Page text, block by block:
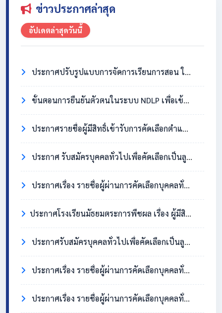
ข่าวประกาศล่าสุด
อัปเดตล่าสุดวันนี้
ประกาศปรับรูปแบบการจัดการเรียนการสอน ในวันที่ 31 กรกฎาคม 2569
ขั้นตอนการยืนยันตัวตนในระบบ NDLP เพื่อเข้าใช้งาน Chromebook
ประกาศรายชื่อผู้มีสิทธิ์เข้ารับการคัดเลือกตำแหน่งครูอัตราจ้าง วิชาเอกสังคมศึกษา
ประกาศ รับสมัครบุคคลทั่วไปเพื่อคัดเลือกเป็นลูกจ้างชั่วคราว ตำแหน่งครูอัตราจ้าง วิชาเอกสังคมศึกษา
ประกาศเรื่อง รายชื่อผู้ผ่านการคัดเลือกบุคคลทั่วไปเพื่อจ้างเป็นลูกจ้างชั่วคราว ตำแหน่ง แม่บ้าน/นักการภารโรง
​ประกาศโรงเรียนมัธยมตระการพืชผล เรื่อง ผู้มีสิทธิ์เข้ารับการคัดเลือกบุคคลทั่วไปเพื่อจ้างเป็นลูกจ้างชั่วคราว ตำแหน่งแม่บ้าน / นักการภารโรง
ประกาศรับสมัครบุคคลทั่วไปเพื่อคัดเลือกเป็นลูกจ้างชั่วคราว ตำแหน่งแม่บ้าน / นักการภารโรง
ประกาศเรื่อง รายชื่อผู้ผ่านการคัดเลือกบุคคลทั่วไปเพื่อจ้างเป็นลูกจ้างชั่วคราว ตำแหน่งครูอัตราจ้าง วิชาเอกภาษาอังกฤษ
ประกาศเรื่อง รายชื่อผู้ผ่านการคัดเลือกบุคคลทั่วไปเพื่อจ้างเป็นลูกจ้างชั่วคราว ตำแหน่ง แม่บ้าน/นักการภารโรง